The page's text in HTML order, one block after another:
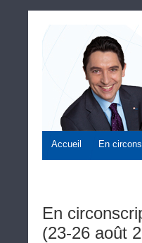
Accueil En
En
(23-26 août